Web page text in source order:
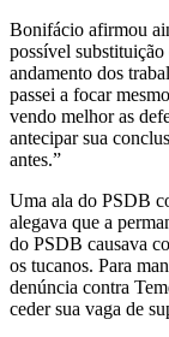
Bonifácio afirmou
possível
andamento dos
passei a focar
vendo melhor as
antecipar sua
antes.”
Uma ala do PSDB
alegava que a
do PSDB causava
os tucanos. Para
denúncia contra
ceder sua vaga de